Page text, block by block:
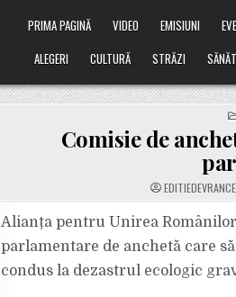
PRIMA PAGINĂ VIDEO EMISIUNI
ALEGERI
CULTURĂ STRĂZI
Comisie de
Alianța pentru Unirea
parlamentare de anchetă care
condus la dezastrul ecologic